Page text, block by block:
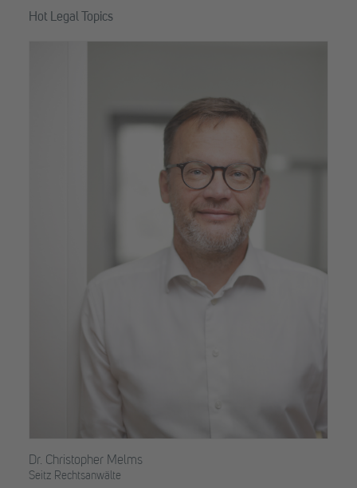
Hot Legal Topics
Dr. Christopher Melms
Seitz Rechtsanwälte